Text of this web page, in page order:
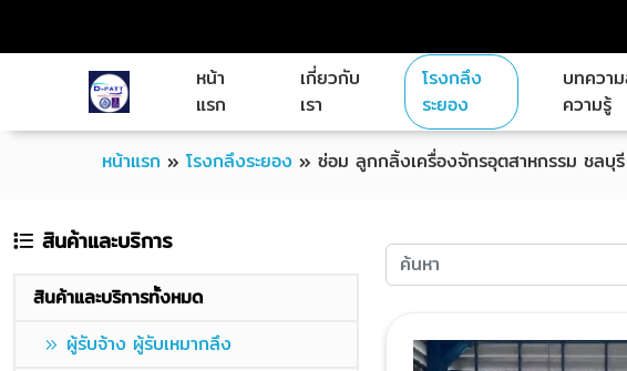
หน้า
แรก
เกี่ยวกับ
เรา
โรงกลึง
ระยอง
บทความ
ความรู้
หน้าแรก » โรงกลึงระยอง » ซ่อม ลูกกลิ้งเครื่องจักรอุตสาหกรรม ชลบุรี
สินค้าและบริการ
สินค้าและบริการทั้งหมด
ผู้รับจ้าง ผู้รับเหมากลึง